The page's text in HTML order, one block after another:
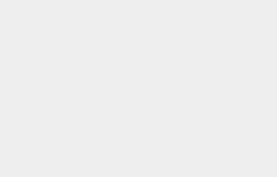
있
사
스